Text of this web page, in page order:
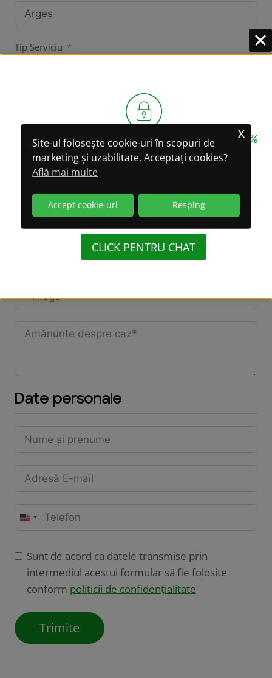
Site-ul folosește cookie-uri în scopuri de
marketing și uzabilitate. Acceptați cookies?
Află mai multe
Accept cookie-uri Resping
x
Tip Serviciu
Persoana supravegheată are mașină?
Locuiești cu persoana supravegheată?
Date personale
U
t
e
Sunt de acord ca datele transmise prin
intermediul acestui formular să fie folosite
conform politicii de confidențialitate
Trimite
CONFIDENȚIALITATE GARANTATĂ 100%
LA CONVERSAȚIILE
(WhatsApp oferă criptare integrală a datelor)
CLICK PENTRU CHAT